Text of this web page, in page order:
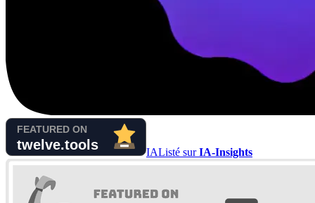
IAListé surIA-Insights